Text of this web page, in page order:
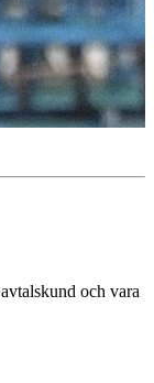
och vara